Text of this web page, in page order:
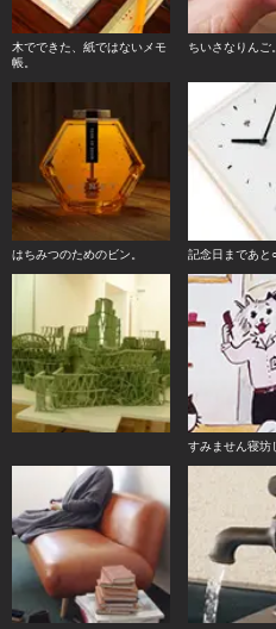
木でできた、紙ではないメモ
帳。
ちいさなりんご。
はちみつのためのビン。 記念日まであと○
すみません寝坊